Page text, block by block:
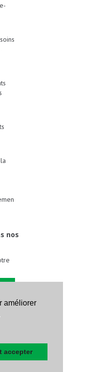
améliorer
accepter
nos